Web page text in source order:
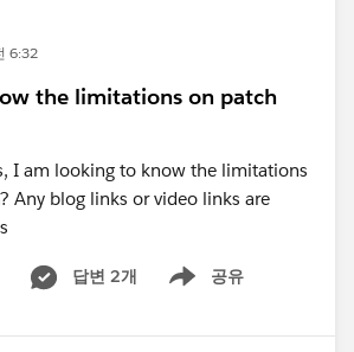
6:32
the limitations on patch
I am looking to know the limitations
Any blog links or video links are
답변 2개 공유
Show menu